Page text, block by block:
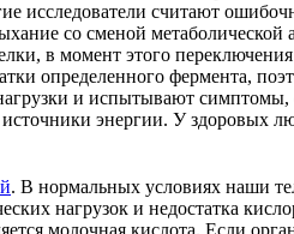
исследователи считают
со сменой
в момент этого
определенного фермента,
и испытывают симптомы,
энергии. У здоровых
. В нормальных условиях наши
нагрузок и недостатка
молочная кислота. Если